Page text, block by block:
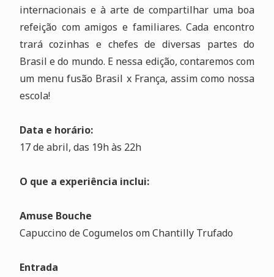
internacionais e à arte de compartilhar uma boa
refeição com amigos e familiares. Cada encontro
trará cozinhas e chefes de diversas partes do
Brasil e do mundo. E nessa edição, contaremos com
um menu fusão Brasil x França, assim como nossa
escola!
Data e horário:
17 de abril, das 19h às 22h
O que a experiência inclui:
Amuse Bouche
Capuccino de Cogumelos om Chantilly Trufado
Entrada